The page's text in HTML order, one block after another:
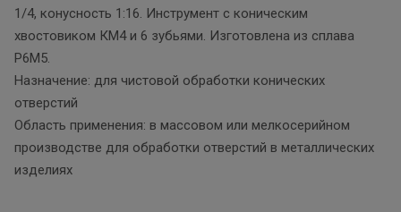
1/4, конусность 1:16. Инструмент с коническим
хвостовиком КМ4 и 6 зубьями. Изготовлена из сплава
Р6М5.
Назначение: для чистовой обработки конических
отверстий
Область применения: в массовом или мелкосерийном
производстве для обработки отверстий в металлических
изделиях